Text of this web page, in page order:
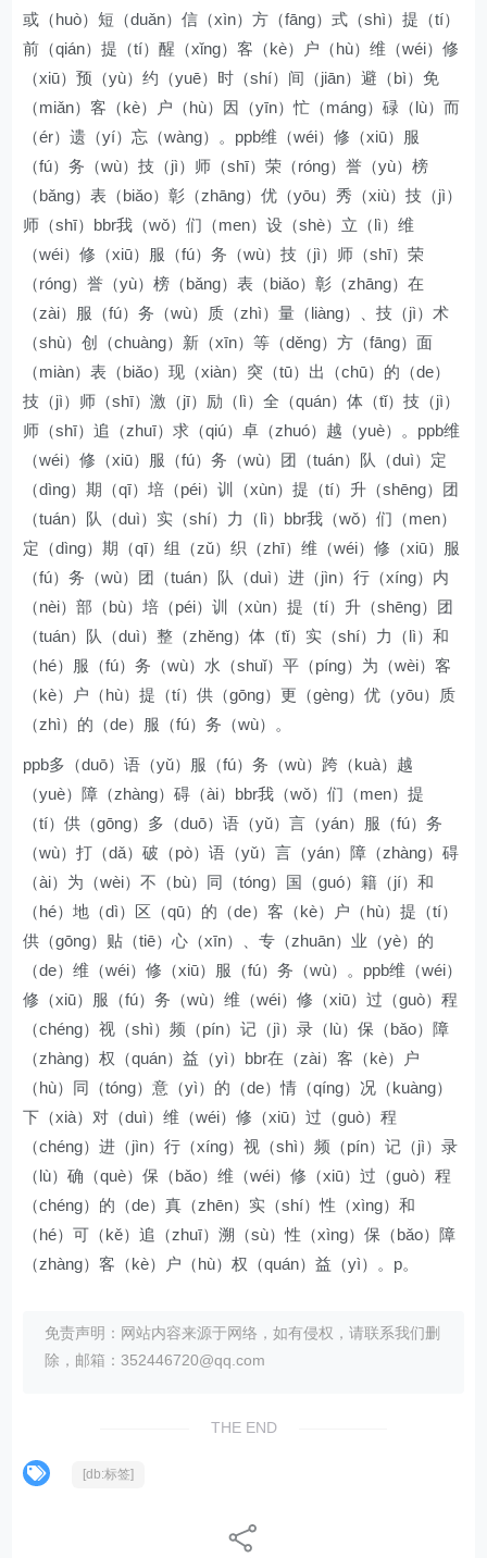
或（huò）短（duǎn）信（xìn）方（fāng）式（shì）提（tí）
前（qián）提（tí）醒（xǐng）客（kè）户（hù）维（wéi）修
（xiū）预（yù）约（yuē）时（shí）间（jiān）避（bì）免
（miǎn）客（kè）户（hù）因（yīn）忙（máng）碌（lù）而
（ér）遗（yí）忘（wàng）。ppb维（wéi）修（xiū）服
（fú）务（wù）技（jì）师（shī）荣（róng）誉（yù）榜
（bǎng）表（biǎo）彰（zhāng）优（yōu）秀（xiù）技（jì）
师（shī）bbr我（wǒ）们（men）设（shè）立（lì）维
（wéi）修（xiū）服（fú）务（wù）技（jì）师（shī）荣
（róng）誉（yù）榜（bǎng）表（biǎo）彰（zhāng）在
（zài）服（fú）务（wù）质（zhì）量（liàng）、技（jì）术
（shù）创（chuàng）新（xīn）等（děng）方（fāng）面
（miàn）表（biǎo）现（xiàn）突（tū）出（chū）的（de）
技（jì）师（shī）激（jī）励（lì）全（quán）体（tǐ）技（jì）
师（shī）追（zhuī）求（qiú）卓（zhuó）越（yuè）。ppb维
（wéi）修（xiū）服（fú）务（wù）团（tuán）队（duì）定
（dìng）期（qī）培（péi）训（xùn）提（tí）升（shēng）团
（tuán）队（duì）实（shí）力（lì）bbr我（wǒ）们（men）
定（dìng）期（qī）组（zǔ）织（zhī）维（wéi）修（xiū）服
（fú）务（wù）团（tuán）队（duì）进（jìn）行（xíng）内
（nèi）部（bù）培（péi）训（xùn）提（tí）升（shēng）团
（tuán）队（duì）整（zhěng）体（tǐ）实（shí）力（lì）和
（hé）服（fú）务（wù）水（shuǐ）平（píng）为（wèi）客
（kè）户（hù）提（tí）供（gōng）更（gèng）优（yōu）质
（zhì）的（de）服（fú）务（wù）。
ppb多（duō）语（yǔ）服（fú）务（wù）跨（kuà）越
（yuè）障（zhàng）碍（ài）bbr我（wǒ）们（men）提
（tí）供（gōng）多（duō）语（yǔ）言（yán）服（fú）务
（wù）打（dǎ）破（pò）语（yǔ）言（yán）障（zhàng）碍
（ài）为（wèi）不（bù）同（tóng）国（guó）籍（jí）和
（hé）地（dì）区（qū）的（de）客（kè）户（hù）提（tí）
供（gōng）贴（tiē）心（xīn）、专（zhuān）业（yè）的
（de）维（wéi）修（xiū）服（fú）务（wù）。ppb维（wéi）
修（xiū）服（fú）务（wù）维（wéi）修（xiū）过（guò）程
（chéng）视（shì）频（pín）记（jì）录（lù）保（bǎo）障
（zhàng）权（quán）益（yì）bbr在（zài）客（kè）户
（hù）同（tóng）意（yì）的（de）情（qíng）况（kuàng）
下（xià）对（duì）维（wéi）修（xiū）过（guò）程
（chéng）进（jìn）行（xíng）视（shì）频（pín）记（jì）录
（lù）确（què）保（bǎo）维（wéi）修（xiū）过（guò）程
（chéng）的（de）真（zhēn）实（shí）性（xìng）和
（hé）可（kě）追（zhuī）溯（sù）性（xìng）保（bǎo）障
（zhàng）客（kè）户（hù）权（quán）益（yì）。p。
免责声明：网站内容来源于网络，如有侵权，请联系我们删
除，邮箱：352446720@qq.com
THE END
[db:标签]